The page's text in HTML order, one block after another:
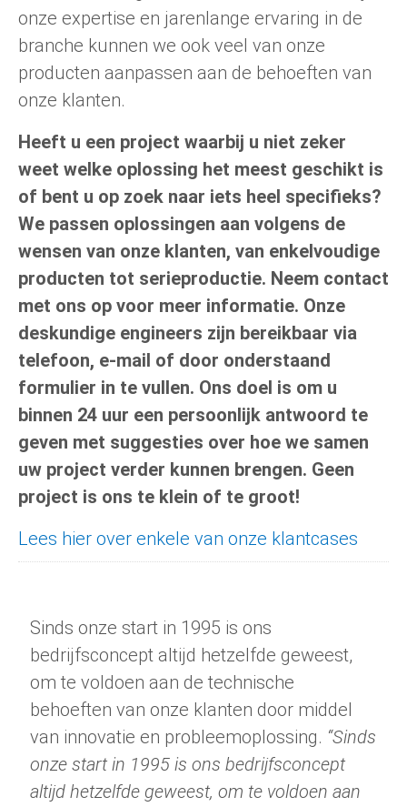
Eenheidssysteem
VAT
Winkelwagen
Solenoïden
Voedingen
Voedingen
driver
Ø 28-42| 1-1400 rpm | <= 290Ncm
Borstelloze DC-motordrivers
Borstel DC-motordrivers DPWM-
serie
Stappenmotor drivers
Driver 2-6 A
Synchroon-asynchroon | voor 1-4 aandrijvingen
Besturingskasten
Synchroon-asynchroon | voor 1-4 aandrijvingen
Français (EUR)
Italiano (EUR)
Nederlands (EUR)
Polski (EUR)
Norsk (NOK)
Suomi (EUR)
Svenska (SEK)
onze expertise en jarenlange ervaring in de
branche kunnen we ook veel van onze
producten aanpassen aan de behoeften van
onze klanten.
Heeft u een project waarbij u niet zeker
weet welke oplossing het meest geschikt is
of bent u op zoek naar iets heel specifieks?
We passen oplossingen aan volgens de
wensen van onze klanten, van enkelvoudige
producten tot serieproductie. Neem contact
met ons op voor meer informatie. Onze
deskundige engineers zijn bereikbaar via
telefoon, e-mail of door onderstaand
formulier in te vullen. Ons doel is om u
binnen 24 uur een persoonlijk antwoord te
geven met suggesties over hoe we samen
uw project verder kunnen brengen. Geen
project is ons te klein of te groot!
Lees hier over enkele van onze klantcases
Sinds onze start in 1995 is ons
bedrijfsconcept altijd hetzelfde geweest,
om te voldoen aan de technische
behoeften van onze klanten door middel
van innovatie en probleemoplossing. “Sinds
onze start in 1995 is ons bedrijfsconcept
altijd hetzelfde geweest, om te voldoen aan